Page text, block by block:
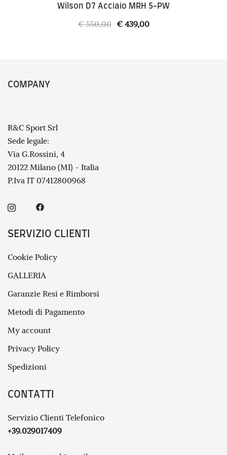
Wilson D7 Acciaio MRH 5-PW
€550,00 Il
€439,00Il
COMPANY
R&C Sport Srl
Sede legale:
Via G.Rossini, 4
20122 Milano (MI) - Italia
P.Iva IT 07412800968
SERVIZIO CLIENTI
Cookie Policy
GALLERIA
Garanzie Resi e Rimborsi
Metodi di Pagamento
My account
Privacy Policy
Spedizioni
CONTATTI
Servizio Clienti Telefonico
+39.029017409